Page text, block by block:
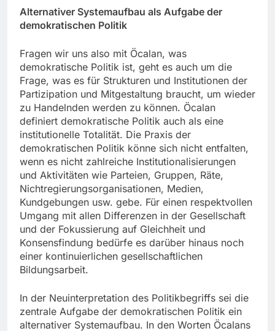
Alternativer Systemaufbau als Aufgabe der
demokratischen Politik
Fragen wir uns also mit Öcalan, was
demokratische Politik ist, geht es auch um die
Frage, was es für Strukturen und Institutionen der
Partizipation und Mitgestaltung braucht, um wieder
zu Handelnden werden zu können. Öcalan
definiert demokratische Politik auch als eine
institutionelle Totalität. Die Praxis der
demokratischen Politik könne sich nicht entfalten,
wenn es nicht zahlreiche Institutionalisierungen
und Aktivitäten wie Parteien, Gruppen, Räte,
Nichtregierungsorganisationen, Medien,
Kundgebungen usw. gebe. Für einen respektvollen
Umgang mit allen Differenzen in der Gesellschaft
und der Fokussierung auf Gleichheit und
Konsensfindung bedürfe es darüber hinaus noch
einer kontinuierlichen gesellschaftlichen
Bildungsarbeit.
In der Neuinterpretation des Politikbegriffs sei die
zentrale Aufgabe der demokratischen Politik ein
alternativer Systemaufbau. In den Worten Öcalans